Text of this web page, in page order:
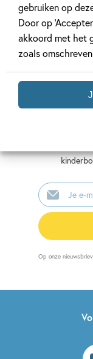
gebruiken op
Door op
akkoord met het
zoals
of
je
E-
mailadres
Op onze